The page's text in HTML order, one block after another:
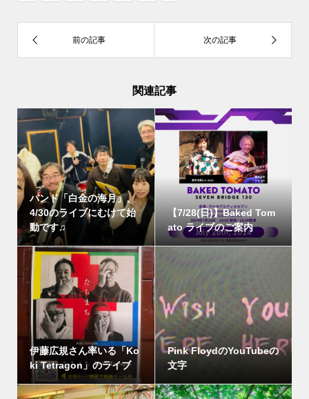
関連記事
バンド「白金の海月」、
4/30のライブにむけて始
動です♫
【7/28(日)】Baked Tom
ato ライブのご案内
伊藤広規さん率いる「Ko
ki Tetragon」のライブ
Pink FloydのYouTubeの
文字